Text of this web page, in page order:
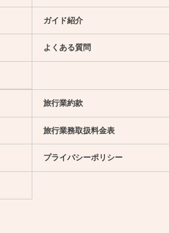
ガイド紹介
よくある質問
旅行業約款
旅行業務取扱料金表
プライバシーポリシー